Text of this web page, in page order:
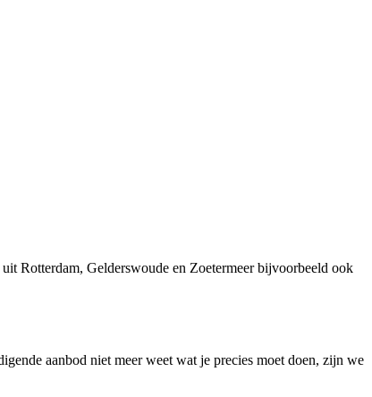
Rotterdam, Gelderswoude en Zoetermeer bijvoorbeeld ook
aanbod niet meer weet wat je precies moet doen, zijn we